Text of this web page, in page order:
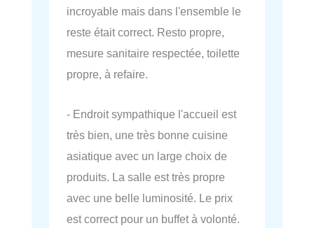
incroyable mais dans l'ensemble le
reste était correct. Resto propre,
mesure sanitaire respectée, toilette
propre, à refaire.
- Endroit sympathique l'accueil est
très bien, une très bonne cuisine
asiatique avec un large choix de
produits. La salle est très propre
avec une belle luminosité. Le prix
est correct pour un buffet à volonté.